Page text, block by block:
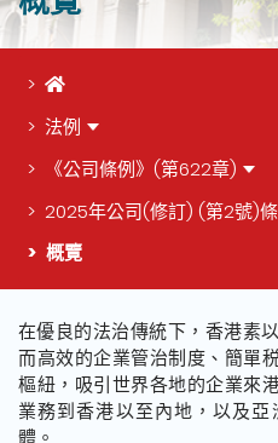
首頁
法例
《公司條例》(第622章)
2025年公司(修訂) (第2號)
概覽
這個頁面的主要內容
在優良的法治傳統下，香港素
而高效的企業管治制度、簡單
樞紐，吸引世界各地的企業來
業務到香港以至內地，以及